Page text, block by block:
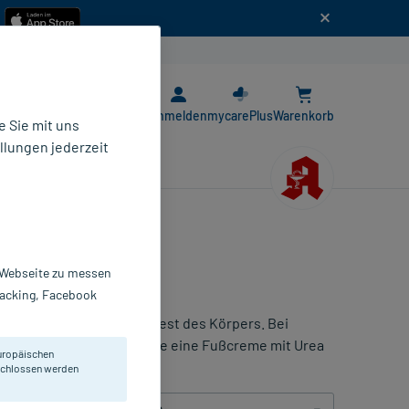
AnmeldenmycarePlusWarenkorb
viel Pflege wie der Rest des Körpers. Bei
zu tun - beispielsweise eine Fußcreme mit Urea
Sie mit uns
jederzeit
zu messen
Facebook
werden